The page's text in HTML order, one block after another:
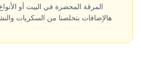
المرقة المحضرة في البيت أو
هالإضافات بتخلصنا من السكريات